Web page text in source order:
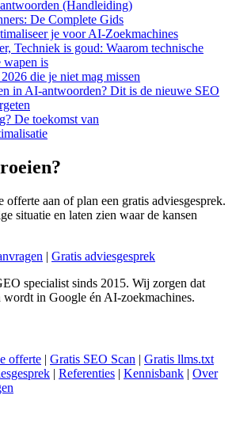
(Handleiding)
De Complete Gids
je voor AI-Zoekmachines
Techniek is goud: Waarom technische
wapen is
die je niet mag missen
in AI-antwoorden? Dit is de nieuwe SEO
De toekomst van
aan of plan een gratis adviesgesprek.
situatie en laten zien waar de kansen
| Gratis adviesgesprek
specialist sinds 2015. Wij zorgen dat
in Google én AI-zoekmachines.
offerte | Gratis SEO Scan | Gratis llms.txt
| Referenties | Kennisbank | Over